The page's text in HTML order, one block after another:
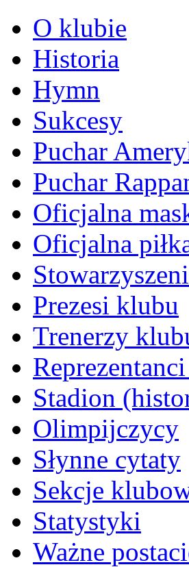
O klubie
Historia
Hymn
Sukcesy
Puchar
Puchar
Oficjalna
Oficjalna
Prezesi klubu
Trenerzy
Stadion
Olimpijczycy
Słynne cytaty
Sekcje
Statystyki
Ważne